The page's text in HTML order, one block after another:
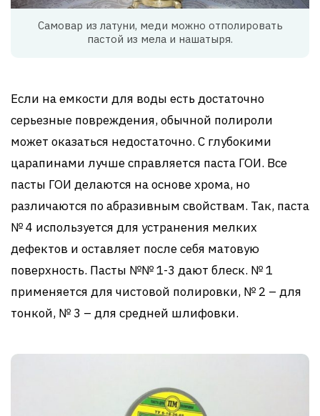
Самовар из латуни, меди можно отполировать
пастой из мела и нашатыря.
Если на емкости для воды есть достаточно
серьезные повреждения, обычной полироли
может оказаться недостаточно. С глубокими
царапинами лучше справляется паста ГОИ. Все
пасты ГОИ делаются на основе хрома, но
различаются по абразивным свойствам. Так, паста
№ 4 используется для устранения мелких
дефектов и оставляет после себя матовую
поверхность. Пасты №№ 1-3 дают блеск. № 1
применяется для чистовой полировки, № 2 – для
тонкой, № 3 – для средней шлифовки.